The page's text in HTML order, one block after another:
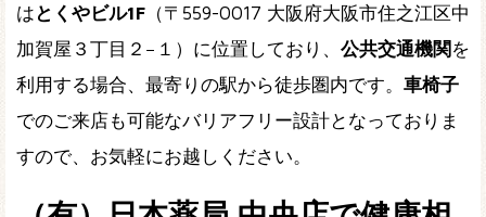
は とくやビル1F （〒559-0017 大阪府大阪市住之江区中
加賀屋３丁目２−１）に位置しており、 公共交通機関 を
利用する場合、最寄りの駅から徒歩圏内です。 車椅子
でのご来店も可能なバリアフリー設計となっておりま
すので、お気軽にお越しください。